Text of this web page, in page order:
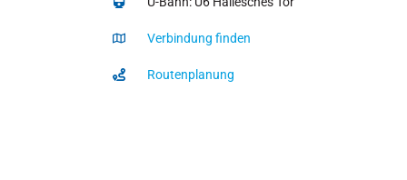
Verbindung finden
Routenplanung